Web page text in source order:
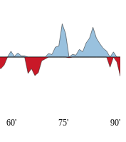
60' 75' 90'